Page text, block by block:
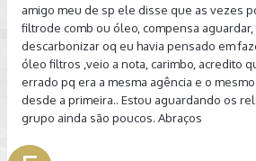
amigo meu de sp ele disse que as vezes
filtrode comb ou óleo, compensa
descarbonizar oq eu havia pensado em
óleo filtros ,veio a nota, carimbo, acredito
errado pq era a mesma agência e o
desde a primeira.. Estou aguardando os
grupo ainda são poucos. Abraços